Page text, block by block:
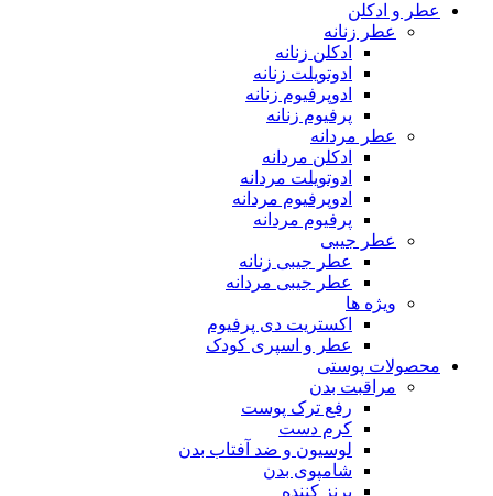
عطر و ادکلن
عطر زنانه
ادکلن زنانه
ادوتویلت زنانه
ادوپرفیوم زنانه
پرفیوم زنانه
عطر مردانه
ادکلن مردانه
ادوتویلت مردانه
ادوپرفیوم مردانه
پرفیوم مردانه
عطر جیبی
عطر جیبی زنانه
عطر جیبی مردانه
ویژه ها
اکستریت دی پرفیوم
عطر و اسپری کودک
محصولات پوستی
مراقبت بدن
رفع ترک پوست
کرم دست
لوسیون و ضد آفتاب بدن
شامپوی بدن
برنز کننده